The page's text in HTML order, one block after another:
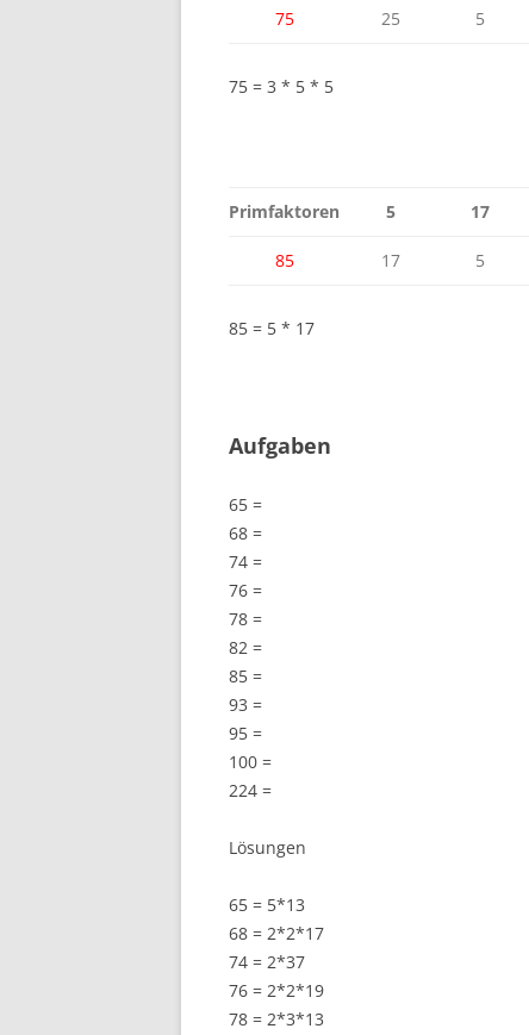
75 25 5
75 = 3 * 5 * 5
Primfaktoren 5 17
85 17 5
85 = 5 * 17
Aufgaben
65 =
68 =
74 =
76 =
78 =
82 =
85 =
93 =
95 =
100 =
224 =
Lösungen
65 = 5*13
68 = 2*2*17
74 = 2*37
76 = 2*2*19
78 = 2*3*13